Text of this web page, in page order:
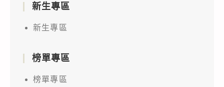
新生專區
新生專區
榜單專區
榜單專區